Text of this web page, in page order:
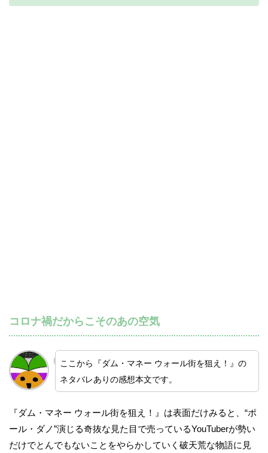
コロナ禍だからこそのあの空気
ここから『ダム・マネー ウォール街を狙え！』の
ネタバレありの感想本文です。
『ダム・マネー ウォール街を狙え！』は表面だけみると、“ポ
ール・ダノ”演じる奇抜な見た目で売っているYouTuberが勢い
だけでとんでもないことをやらかしていく破天荒な物語に見